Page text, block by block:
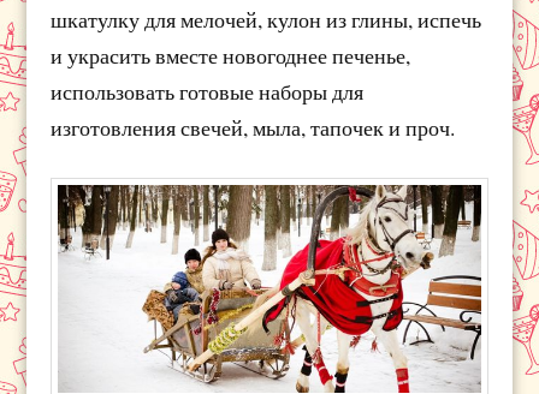
шкатулку для мелочей, кулон из глины, испечь
и украсить вместе новогоднее печенье,
использовать готовые наборы для
изготовления свечей, мыла, тапочек и проч.